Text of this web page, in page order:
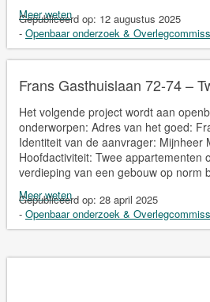
Meer weten
Gepubliceerd op: 12 augustus 2025
- Openbaar onderzoek &
Frans Gasthuislaan 72-74 –
Het volgende project wordt aan
onderworpen: Adres van het goed:
Identiteit van de aanvrager: Mijnheer
Hoofdactiviteit: Twee appartementen
verdieping van een gebouw op norm
Meer weten
Gepubliceerd op: 28 april 2025
- Openbaar onderzoek &